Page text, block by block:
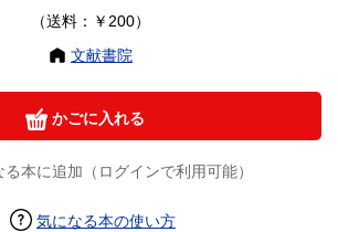
（送料：￥200）
文献書院
かごに入れる
る本に追加（ログインで利用可能）
気になる本の使い方